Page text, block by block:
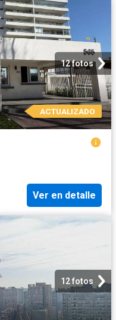
12 fotos
ACTUALIZADO
Ver en detalle
12 fotos